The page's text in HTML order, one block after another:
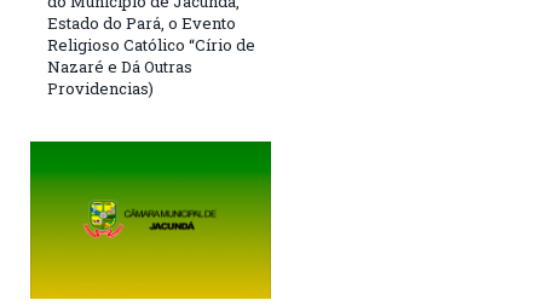
Estado do Pará, o Evento
Religioso Católico “Círio de
Nazaré e Dá Outras
Providencias)